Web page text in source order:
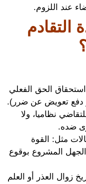
اللزوم.
الحق الفعلي
تعويض عن ضرر).
نظاميا، ولا
القوة
المشروع بوقوع
العذر أو العلم